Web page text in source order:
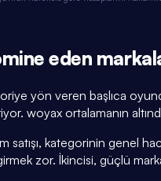
eden
yön veren başlıca
woyax ortalamanın
satışı, kategorinin genel
zor. İkincisi, güçlü